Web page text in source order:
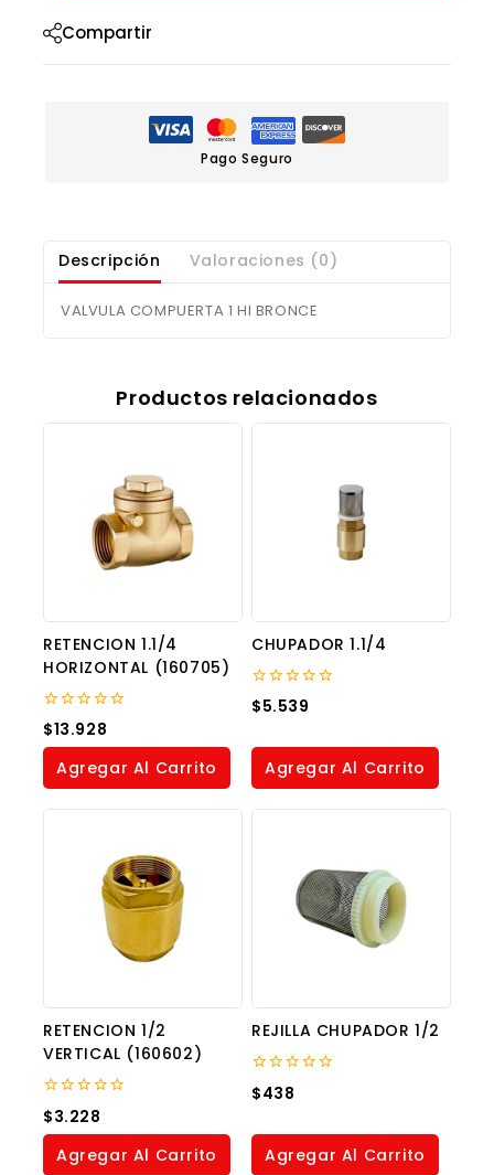
Compartir
Pago Seguro
Descripción Valoraciones (0)
VALVULA COMPUERTA 1 HI BRONCE
Productos relacionados
RETENCION 1.1/4
HORIZONTAL (160705)
0
out
of
$13.928
Agregar Al Carrito
CHUPADOR 1.1/4
0
out
5
$5.539
Agregar Al Carrito
RETENCION 1/2
VERTICAL (160602)
0
out
of
$3.228
Agregar Al Carrito
REJILLA CHUPADOR 1/2
0
out
5
$438
Agregar Al Carrito